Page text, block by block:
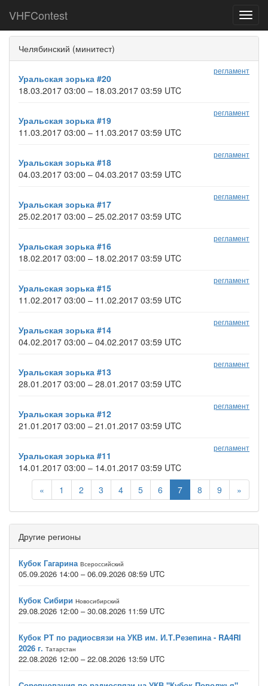
VHFContest
Челябинский (минитест)
регламент
Уральская зорька #20
18.03.2017 03:00 – 18.03.2017 03:59 UTC
регламент
Уральская зорька #19
11.03.2017 03:00 – 11.03.2017 03:59 UTC
регламент
Уральская зорька #18
04.03.2017 03:00 – 04.03.2017 03:59 UTC
регламент
Уральская зорька #17
25.02.2017 03:00 – 25.02.2017 03:59 UTC
регламент
Уральская зорька #16
18.02.2017 03:00 – 18.02.2017 03:59 UTC
регламент
Уральская зорька #15
11.02.2017 03:00 – 11.02.2017 03:59 UTC
регламент
Уральская зорька #14
04.02.2017 03:00 – 04.02.2017 03:59 UTC
регламент
Уральская зорька #13
28.01.2017 03:00 – 28.01.2017 03:59 UTC
регламент
Уральская зорька #12
21.01.2017 03:00 – 21.01.2017 03:59 UTC
регламент
Уральская зорька #11
14.01.2017 03:00 – 14.01.2017 03:59 UTC
«
1 2 3 4 5 6 7 8 9 »
Другие регионы
Кубок Гагарина Всероссийский
05.09.2026 14:00 – 06.09.2026 08:59 UTC
Кубок Сибири Новосибирский
29.08.2026 12:00 – 30.08.2026 11:59 UTC
Кубок РТ по радиосвязи на УКВ им. И.Т.Резепина - RA4RI
2026 г. Татарстан
22.08.2026 12:00 – 22.08.2026 13:59 UTC